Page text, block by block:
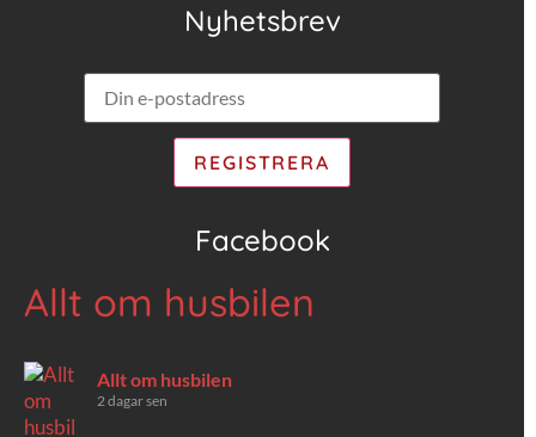
Nyhetsbrev
Facebook
Allt om husbilen
Allt om husbilen
2 dagar sen